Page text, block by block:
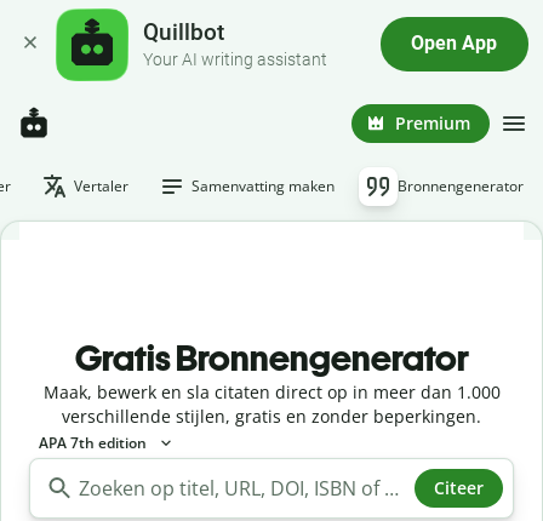
Quillbot
Your AI writing assistant
Open App
Premium
Vertaler Samenvatting maken Bronnengenerator
Gratis Bronnengenerator
Maak, bewerk en sla citaten direct op in meer dan 1.000
verschillende stijlen, gratis en zonder beperkingen.
APA 7th edition
Citeer